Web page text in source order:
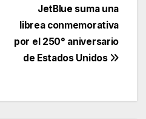
JetBlue suma una
librea conmemorativa
por el 250° aniversario
de Estados Unidos